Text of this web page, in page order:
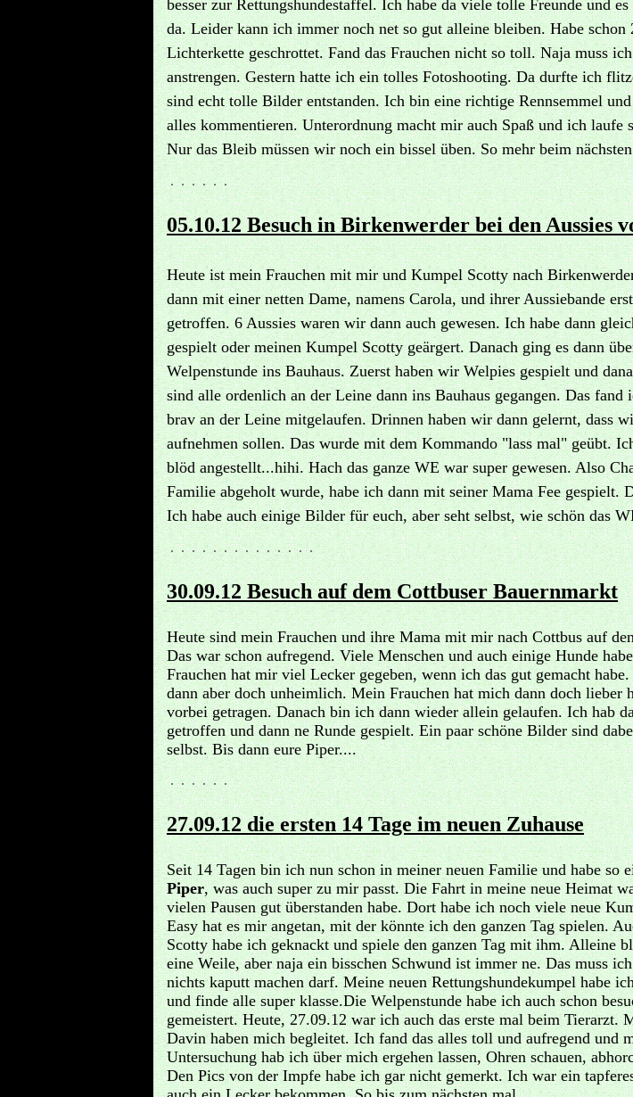
besser zur Rettungshundestaffel. Ich habe da viele tolle Freunde und
da. Leider kann ich immer noch net so gut alleine bleiben. Habe schon
Lichterkette geschrottet. Fand das Frauchen nicht so toll. Naja muss
anstrengen. Gestern hatte ich ein tolles Fotoshooting. Da durfte ich
sind echt tolle Bilder entstanden. Ich bin eine richtigeRennsemmel
alles kommentieren.Unterordnung macht mir auch Spaß und ich laufe
Nur das Bleib müssen wir noch ein bissel üben. So mehr beim
05.10.12 Besuch in Birkenwerder bei den Aussies
Heute ist mein Frauchen mit mir und Kumpel Scotty nach
dann mit einer netten Dame, namens Carola, und ihrer Aussiebande
getroffen. 6 Aussies waren wir dann auch gewesen. Ich habe dann
gespielt oder meinen Kumpel Scotty geärgert. Danach ging es dann
Welpenstunde ins Bauhaus. Zuerst haben wir Welpies gespielt und
sind alle ordenlich an der Leine dann ins Bauhaus gegangen. Das
brav an der Leine mitgelaufen. Drinnen haben wir dann gelernt, dass
aufnehmen sollen. Das wurde mit dem Kommando "lass mal" geübt.
blöd angestellt...hihi. Hach das ganze WE war super gewesen. Also
Familie abgeholt wurde, habe ich dann mit seiner Mama Fee gespielt.
Ich habe auch einige Bilder für euch, aber seht selbst, wie schön das
30.09.12 Besuch auf dem Cottbuser Bauernmarkt
Heute sind mein Frauchen und ihre Mama mit mir nach Cottbus auf
Das war schon aufregend. Viele Menschen und auch einige Hunde
Frauchen hat mir viel Lecker gegeben, wenn ich das gut gemacht
dann aber doch unheimlich. Mein Frauchen hat mich dann doch lieber
vorbei getragen. Danach bin ich dann wieder allein gelaufen. Ich hab
getroffen und dann ne Runde gespielt. Ein paar schöne Bilder sind
selbst. Bis dann eure Piper....
27.09.12 die ersten 14 Tage im neuen Zuhause
Seit 14 Tagen bin ich nun schon in meiner neuen Familie und habe so
Piper, was auch super zu mir passt. Die Fahrt in meine neue Heimat
vielen Pausen gut überstanden habe. Dort habe ich noch viele neue
Easy hat es mir angetan, mit der könnte ich den ganzen Tag spielen.
Scotty habe ich geknackt und spiele den ganzen Tag mit ihm.Alleine
eine Weile, aber naja ein bisschen Schwund ist immer ne. Das muss
nichts kaputt machen darf.Meine neuen Rettungshundekumpel habe
und finde alle super klasse.Die Welpenstunde habe ich auch schon
gemeistert.Heute, 27.09.12 war ich auch das erste mal beim Tierarzt.
Davin haben mich begleitet. Ich fand das alles toll und aufregend und
Untersuchung hab ich über mich ergehen lassen, Ohren schauen,
Den Pics von der Impfe habe ich gar nicht gemerkt. Ich war ein